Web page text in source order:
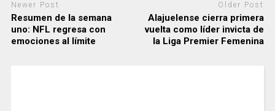
Newer Post
Resumen de la semana
uno: NFL regresa con
emociones al límite
Older Post
Alajuelense cierra primera
vuelta como líder invicta de
la Liga Premier Femenina